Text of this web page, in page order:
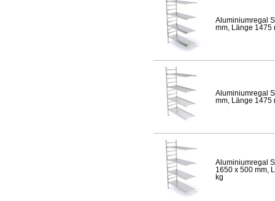
Aluminiumregal
mm, Länge 1475
Aluminiumregal
mm, Länge 1475
Aluminiumregal
1650 x 500 mm,
kg